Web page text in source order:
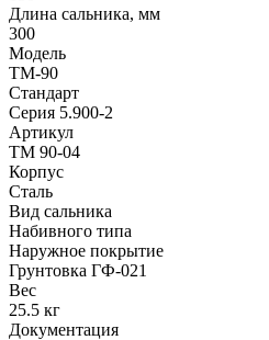
Длина сальника, мм
300
Модель
ТМ-90
Стандарт
Серия 5.900-2
Артикул
ТМ 90-04
Корпус
Сталь
Вид сальника
Набивного типа
Наружное покрытие
Грунтовка ГФ-021
Вес
25.5 кг
Документация